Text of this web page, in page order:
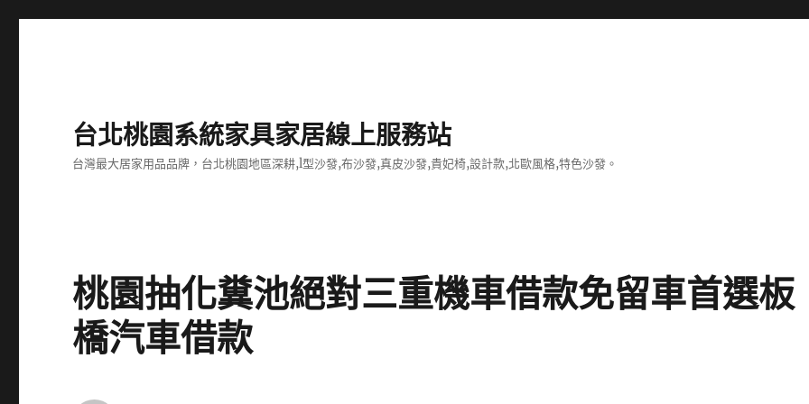
台北桃園系統家具家居線上服務站
台灣最大居家用品品牌，台北桃園地區深耕,l型沙發,布沙發,真皮沙發,貴妃椅,設計款,北歐風格,特色沙發。
桃園抽化糞池絕對三重機車借款免留車首選板
橋汽車借款